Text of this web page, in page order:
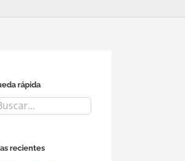
rápida
recientes